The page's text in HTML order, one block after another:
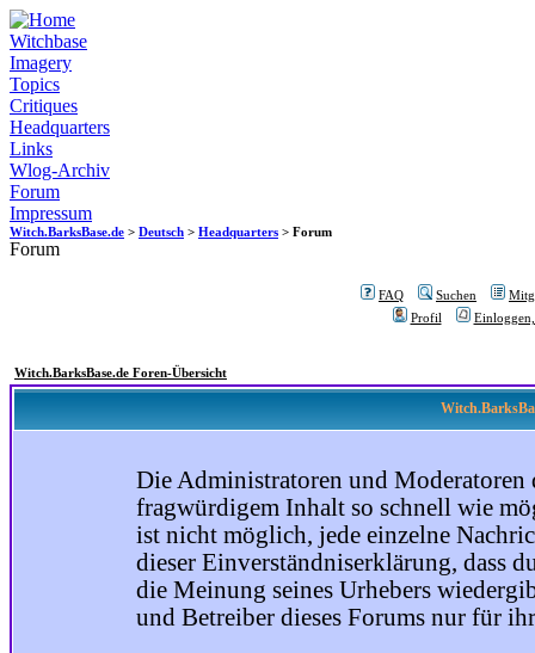
Witchbase
Imagery
Topics
Critiques
Headquarters
Links
Wlog-Archiv
Forum
Impressum
Witch.BarksBase.de > Deutsch > Headquarters > Forum
Forum
FAQ Suchen
Profil
Witch.BarksBase.de Foren-Übersicht
Die Administratoren und Moderatoren
fragwürdigem Inhalt so schnell wie
ist nicht möglich, jede einzelne
dieser Einverständniserklärung, dass
die Meinung seines Urhebers
und Betreiber dieses Forums nur für